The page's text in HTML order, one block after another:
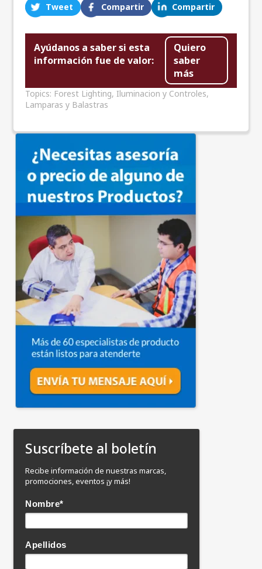
Tweet Compartir Compartir
Ayúdanos a saber si esta
información fue de valor:
Quiero
saber
más
Topics: Forest Lighting,Iluminacion y Controles,
Lamparas y Balastras
Suscríbete al boletín
Recibe información de nuestras marcas,
promociones, eventos ¡y más!
Nombre*
Apellidos